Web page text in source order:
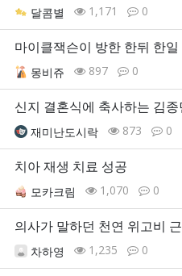
달콤별 1,171 0
마이클잭슨이 방한 한뒤 한일
몽비쥬 897 0
신지 결혼식에 축사하는 김종
재미난도시락 873 0
치아 재생 치료 성공
모카크림 1,070 0
의사가 말하던 천연 위고비
차하영 1,235 0